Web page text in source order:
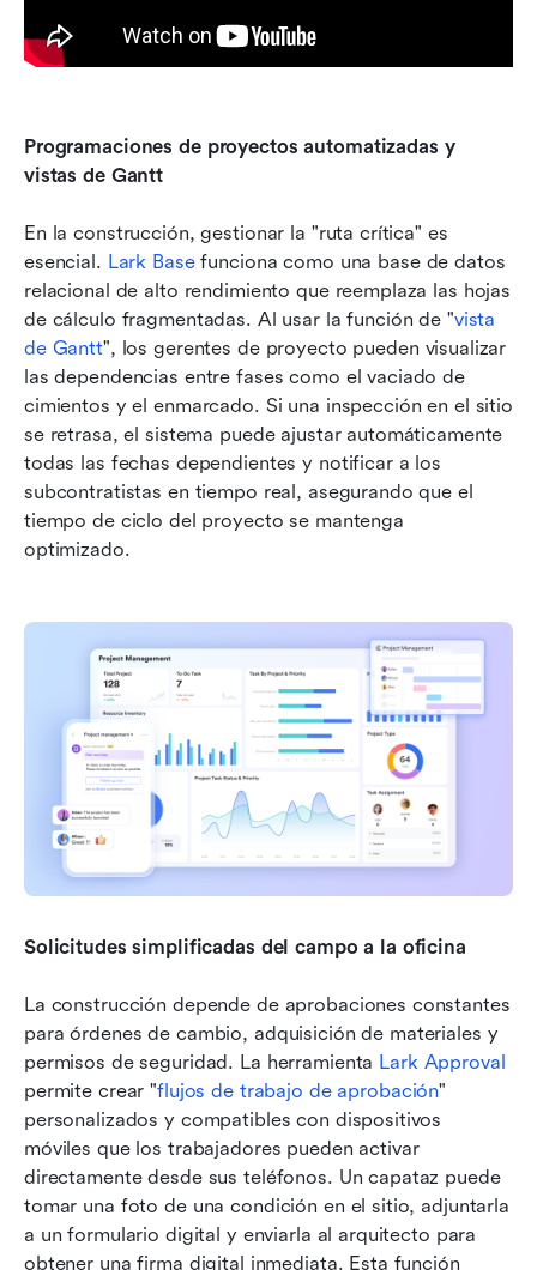
Programaciones de proyectos automatizadas y
vistas de Gantt
En la construcción, gestionar la "ruta crítica" es
esencial. Lark Base funciona como una base de datos
relacional de alto rendimiento que reemplaza las hojas
de cálculo fragmentadas. Al usar la función de "vista
de Gantt", los gerentes de proyecto pueden visualizar
las dependencias entre fases como el vaciado de
cimientos y el enmarcado. Si una inspección en el sitio
se retrasa, el sistema puede ajustar automáticamente
todas las fechas dependientes y notificar a los
subcontratistas en tiempo real, asegurando que el
tiempo de ciclo del proyecto se mantenga
optimizado.
Solicitudes simplificadas del campo a la oficina
La construcción depende de aprobaciones constantes
para órdenes de cambio, adquisición de materiales y
permisos de seguridad. La herramienta Lark Approval
permite crear "flujos de trabajo de aprobación"
personalizados y compatibles con dispositivos
móviles que los trabajadores pueden activar
directamente desde sus teléfonos. Un capataz puede
tomar una foto de una condición en el sitio, adjuntarla
a un formulario digital y enviarla al arquitecto para
obtener una firma digital inmediata. Esta función